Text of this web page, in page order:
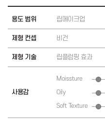
용도 범위 립메이크업
제형 컨셉 비건
제형 기술 립플럼핑 효과
사용감
Moissture
Oily
Soft Texture